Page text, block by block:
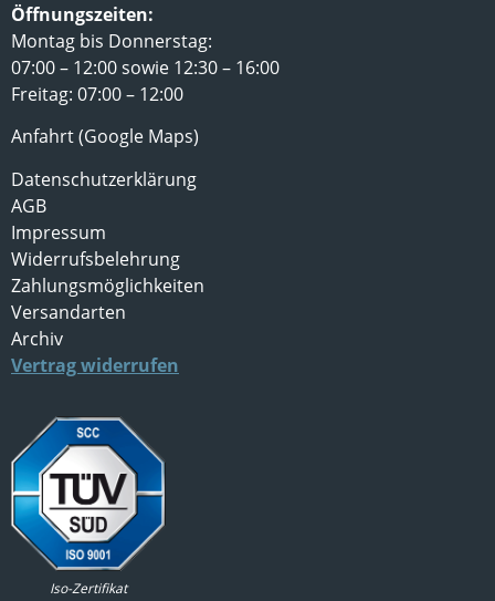
Öffnungszeiten:
Montag bis Donnerstag:
07:00 – 12:00 sowie 12:30 – 16:00
Freitag: 07:00 – 12:00
Anfahrt (Google Maps)
Datenschutzerklärung
AGB
Impressum
Widerrufsbelehrung
Zahlungsmöglichkeiten
Versandarten
Archiv
Vertrag widerrufen
Iso-Zertifikat